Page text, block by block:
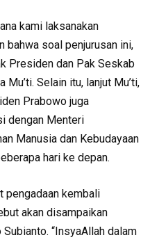
kami laksanakan
bahwa soal penjurusan ini,
Presiden dan Pak Seskab
Selain itu, lanjut Mu’ti,
Prabowo juga
dengan Menteri
Manusia dan Kebudayaan
hari ke depan.
pengadaan kembali
akan disampaikan
“InsyaAllah dalam